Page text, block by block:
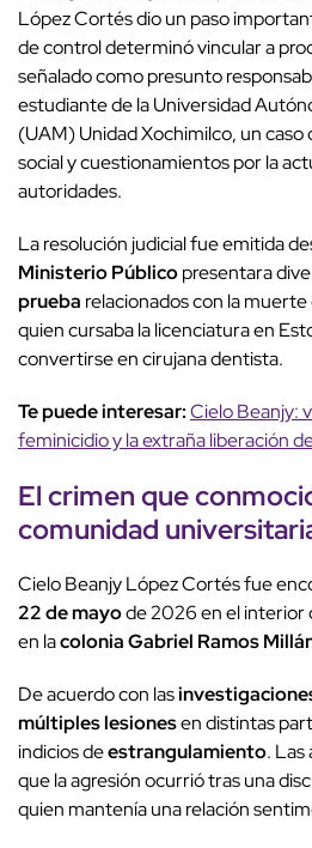
López Cortés dio un paso
de control determinó vincular a
señalado como presunto
estudiante de la Universidad
(UAM) Unidad Xochimilco, un
social y cuestionamientos por la
autoridades.
La resolución judicial fue emitida
Ministerio Públicopresentara
prueba relacionados con la muerte
quien cursaba la licenciatura en
convertirse en cirujana dentista.
Te puede interesar:Cielo Beanjy:
feminicidio y la extraña liberación
Elcrimenque
comunidad
Cielo Beanjy López Cortés fue
22 de mayode 2026 en el interior
en lacolonia Gabriel Ramos
De acuerdo con las
múltiples lesionesen distintas
indicios deestrangulamiento.
que la agresión ocurrió tras una
quien mantenía una relación